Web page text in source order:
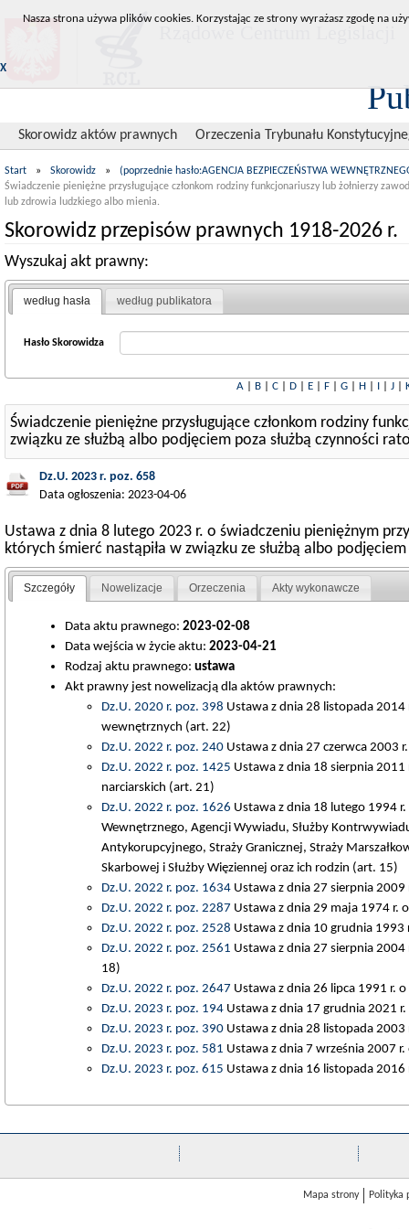
Skorowidz aktów prawnych Orzeczenia Trybunału
Start » Skorowidz »
(poprzednie hasło:AGENCJA BEZPIECZEŃSTWA
Świadczenie pieniężne przysługujące członkom rodziny funkcjonariuszy lub żołnierzy
lub zdrowia ludzkiego albo mienia.
Skorowidz przepisów prawnych 1918-2026 r.
Wyszukaj akt prawny:
według hasła według publikatora
Hasło Skorowidza
A| B| C| D| E| F| G| H| I| J|
Świadczenie pieniężne przysługujące członkom rodziny
związku ze służbą albo podjęciem poza służbą czynności
Dz.U. 2023 r. poz. 658
Data ogłoszenia: 2023-04-06
Ustawa z dnia 8 lutego 2023 r. o świadczeniu pieniężnym
których śmierć nastąpiła w związku ze służbą albo
Szczegóły Nowelizacje Orzeczenia Akty wykonawcze
Data aktu prawnego: 2023-02-08
Data wejścia w życie aktu: 2023-04-21
Rodzaj aktu prawnego: ustawa
Akt prawny jest nowelizacją dla aktów prawnych:
Dz.U. 2020 r. poz. 398 Ustawa z dnia 28 listopada
wewnętrznych (art. 22)
Dz.U. 2022 r. poz. 240Ustawa z dnia 27 czerwca 2003
Dz.U. 2022 r. poz. 1425 Ustawa z dnia 18 sierpnia
narciarskich (art. 21)
Dz.U. 2022 r. poz. 1626 Ustawa z dnia 18 lutego 1994
Wewnętrznego, Agencji Wywiadu, Służby
Antykorupcyjnego, Straży Granicznej, Straży
Skarbowej i Służby Więziennej oraz ich rodzin (art. 15)
Dz.U. 2022 r. poz. 1634Ustawa z dnia 27 sierpnia
Dz.U. 2022 r. poz. 2287 Ustawa z dnia 29 maja 1974 r.
Dz.U. 2022 r. poz. 2528 Ustawa z dnia 10 grudnia
Dz.U. 2022 r. poz. 2561 Ustawa z dnia 27 sierpnia
18)
Dz.U. 2022 r. poz. 2647 Ustawa z dnia 26 lipca 1991 r.
Dz.U. 2023 r. poz. 194Ustawa z dnia 17 grudnia 2021
Dz.U. 2023 r. poz. 390Ustawa z dnia 28 listopada 2003
Dz.U. 2023 r. poz. 581 Ustawa z dnia 7 września 2007
Dz.U. 2023 r. poz. 615 Ustawa z dnia 16 listopada
Mapa strony Polityka
Nasza strona używa plików cookies. Korzystając ze strony wyrażasz zgodę na
X